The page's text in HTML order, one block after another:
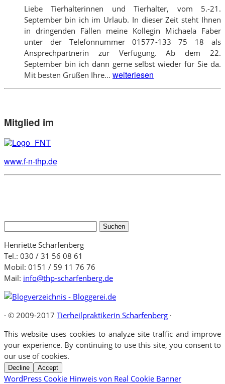
Liebe Tierhalterinnen und Tierhalter, vom 5.-21.
September bin ich im Urlaub. In dieser Zeit steht Ihnen
in dringenden Fällen meine Kollegin Michaela Faber
unter der Telefonnummer 01577-133 75 18 als
Ansprechpartnerin zur Verfügung. Ab dem 22.
September bin ich dann gerne selbst wieder für Sie da.
Mit besten Grüßen Ihre… Urlaub
im
September
weiterlesen
Mitglied im
www.f-n-thp.de
Suchen
Henriette Scharfenberg
Tel.: 030 / 31 56 08 61
Mobil: 0151 / 59 11 76 76
Mail: info@thp-scharfenberg.de
· © 2009-2017 Tierheilpraktikerin Scharfenberg ·
This website uses cookies to analyze site traffic and improve
your experience. By continuing to use this site, you consent to
our use of cookies.
Decline Accept
WordPress Cookie Hinweis von Real Cookie Banner